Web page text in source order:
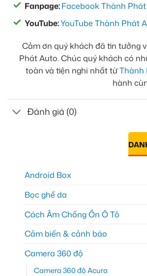
Fanpage:Facebook Thành
YouTube:YouTube Thành Phát
Cảm ơn quý khách đã tin tưởng
Phát Auto. Chúc quý khách có
toàn và tiện nghi nhất từThành
hành
Đánh giá (0)
Android Box
Bọc ghế da
Cách Âm Chống Ồn Ô Tô
Cảm biến & cảnh báo
Camera 360 độ
Camera 360 độ Acura